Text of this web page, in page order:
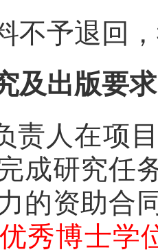
不予退回
及出版要求
责人在项
成研究任
的资助合
优秀博士学